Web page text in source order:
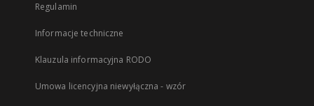
Regulamin
Informacje techniczne
Klauzula informacyjna RODO
Umowa licencyjna niewyłączna - wzór